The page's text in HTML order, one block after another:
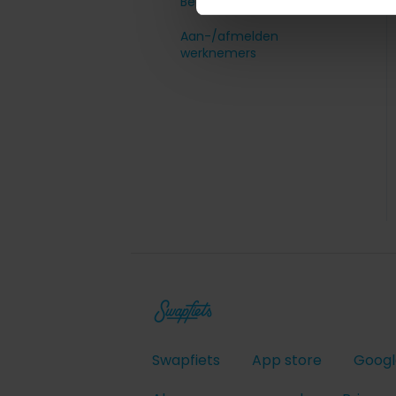
Aan-/afmelden
werknemers
Swapfiets App store